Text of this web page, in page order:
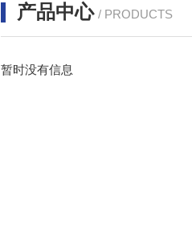
产品中心 / PRODUCTS
暂时没有信息